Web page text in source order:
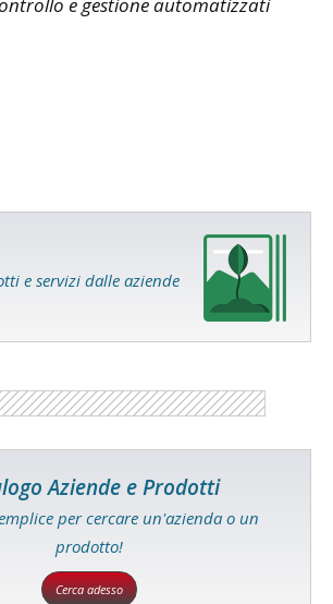
e servizi dalle aziende
Aziende e Prodotti
per cercare un'azienda o un
prodotto!
Cerca adesso